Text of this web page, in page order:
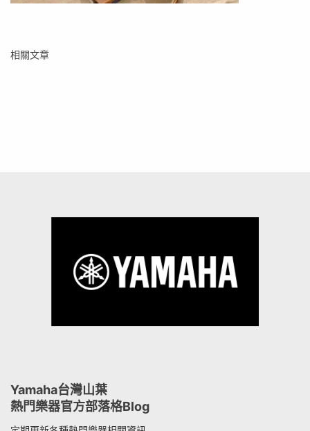
相關文章
Yamaha台灣山葉
熱門樂器官方部落格Blog